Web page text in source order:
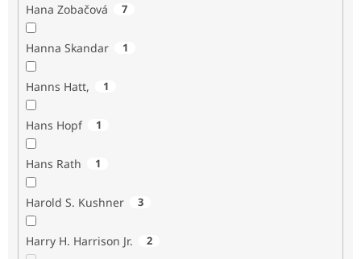
Hana Zobačová 7
Hanna Skandar 1
Hanns Hatt, 1
Hans Hopf 1
Hans Rath 1
Harold S. Kushner 3
Harry H. Harrison Jr. 2